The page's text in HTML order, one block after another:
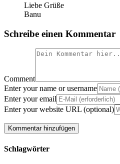
Liebe Grüße
Banu
Schreibe einen Kommentar
Comment
Enter your name or username
Enter your email
Enter your website URL (optional)
Schlagwörter